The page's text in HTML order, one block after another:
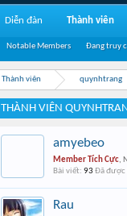
Thành viên quynhtrang
THÀNH VIÊN
amyebeo
Member Tích Cực,
Bài viết: 93 Đã được
Rau
Diễn đàn Thành viên
Notable Members Đang truy